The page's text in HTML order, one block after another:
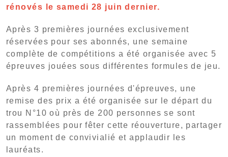
rénovés le samedi 28 juin dernier.
Après 3 premières journées exclusivement
réservées pour ses abonnés, une semaine
complète de compétitions a été organisée avec 5
épreuves jouées sous différentes formules de jeu.
Après 4 premières journées d'épreuves, une
remise des prix a été organisée sur le départ du
trou N°10 où près de 200 personnes se sont
rassemblées pour fêter cette réouverture, partager
un moment de convivialié et applaudir les
lauréats.